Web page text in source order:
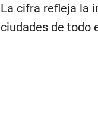
La cifra refleja la
ciudades de todo